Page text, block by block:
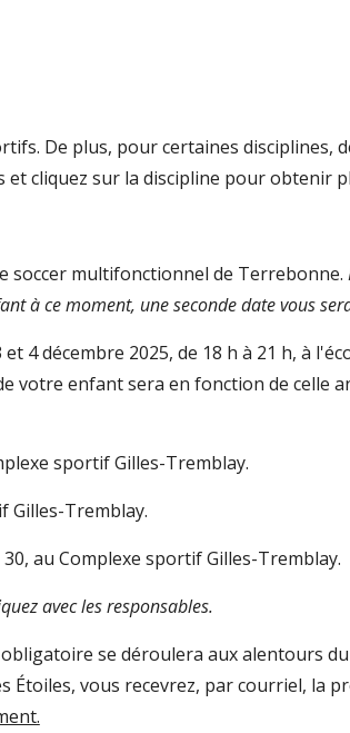
. De plus, pour certaines disciplines,
et cliquez sur la discipline pour obtenir
soccer multifonctionnel de Terrebonne.
à ce moment, une seconde date vous
et 4décembre 2025, de 18 h à 21 h, à
votre enfant sera en fonction de celle
sportif Gilles-Tremblay.
Gilles-Tremblay.
au Complexe sportif Gilles-Tremblay.
avec les responsables.
se déroulera aux alentours du
Étoiles, vous recevrez, par courriel, la